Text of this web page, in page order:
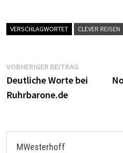
VERSCHLAGWORTET CLEVER REISEN
Beitragsnavigation
VORHERIGER BEITRAGVorheriger
Beitrag:
Deutliche Worte bei
Ruhrbarone.de
MWesterhoff